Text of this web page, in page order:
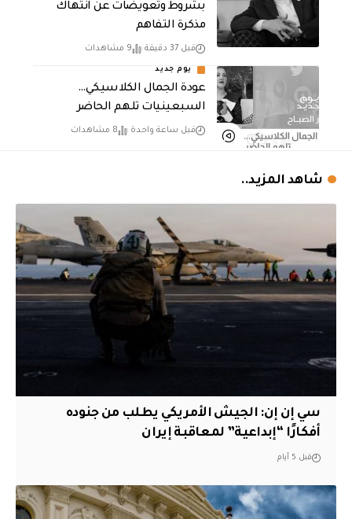
بشروط وتعويضات عن انتهاك
مذكرة التفاهم
قبل 37 دقيقة 9 مشاهدات
يوم جديد
عودة الجمال الكلاسيكي…
السبعينيات تلهم الحاضر
قبل ساعة واحدة 8 مشاهدات
شاهد المزيد..
سي إن إن: الجيش الأمريكي يطلب من جنوده
أفكارًا “إبداعية” لمعاقبة إيران
قبل 5 أيام